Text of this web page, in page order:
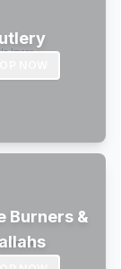
Burners &